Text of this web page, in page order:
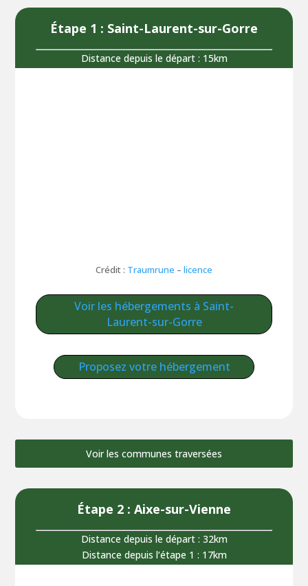
Étape 1 : Saint-Laurent-sur-Gorre
Distance depuis le départ : 15km
Crédit : Traumrune – licence
Voir les hébergements à Saint-
Laurent-sur-Gorre
Proposez votre hébergement
Voir les communes traversées
Étape 2 : Aixe-sur-Vienne
Distance depuis le départ : 32km
Distance depuis l‘étape 1 : 17km